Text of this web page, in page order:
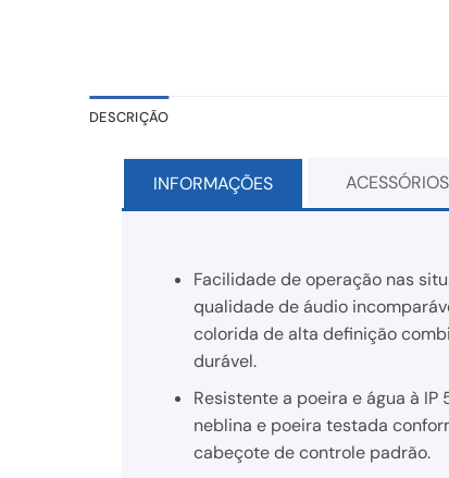
DESCRIÇÃO
INFORMAÇÕES ACESSÓRIOS
Facilidade de operação nas
qualidade de áudio
colorida de alta definição
durável.
Resistente a poeira e água à
neblina e poeira testada
cabeçote de controle padrão.